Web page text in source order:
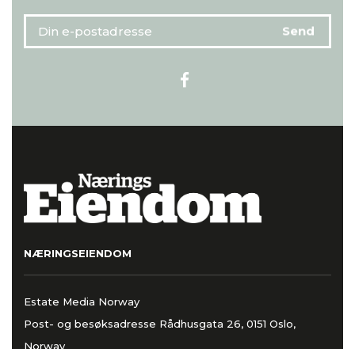
NÆRINGSEIENDOM
Estate Media Norway
Post- og besøksadresse Rådhusgata 26, 0151 Oslo,
Norway